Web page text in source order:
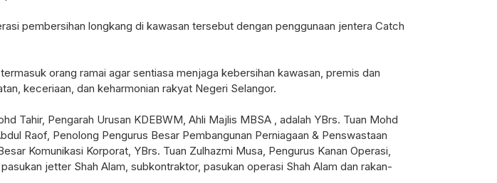
pembersihan longkang di kawasan tersebut dengan penggunaan jentera Catch
orang ramai agar sentiasa menjaga kebersihan kawasan, premis dan
keceriaan, dan keharmonian rakyat Negeri Selangor.
Tahir, Pengarah Urusan KDEBWM, Ahli Majlis MBSA , adalah YBrs. Tuan Mohd
Raof, Penolong Pengurus Besar Pembangunan Perniagaan & Penswastaan
Komunikasi Korporat, YBrs. Tuan Zulhazmi Musa, Pengurus Kanan Operasi,
jetter Shah Alam, subkontraktor, pasukan operasi Shah Alam dan rakan-